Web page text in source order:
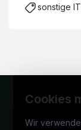
sonstige
Cookies
Wir